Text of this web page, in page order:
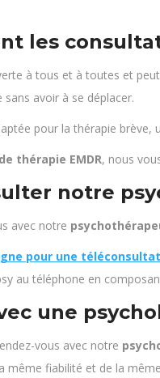
les
à tous et à toutes et
avoir à se déplacer.
pour la thérapie brève,
thérapie EMDR, nous
notre
avec notre
pour une
au téléphone en
une
vous avec notre
même fiabilité et de la